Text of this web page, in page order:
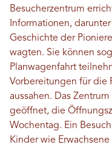
Besucherzentrum
Informationen,
Geschichte der
wagten. Sie können
Planwagenfahrt
Vorbereitungen für die
aussahen. Das
geöffnet, die
Wochentag. Ein
Kinder wie